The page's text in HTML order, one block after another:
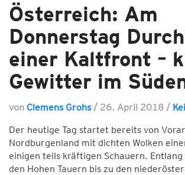
Österreich: Am
Donnerstag
einer Kaltfront –
Gewitter im
von Clemens Grohs / 26. April 2018 /
Der heutige Tag startet bereits von
Nordburgenland mit dichten Wolken
einigen teils kräftigen Schauern.
den Hohen Tauern bis zu den